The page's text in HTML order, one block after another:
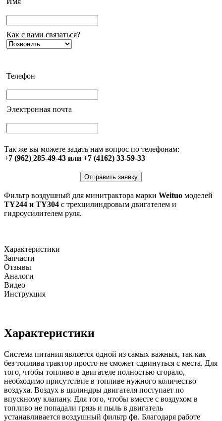
Как с вами связаться?
Телефон
Электронная почта
Так же вы можете задать нам вопрос по телефонам:
+7 (962) 285-49-43 или +7 (4162) 33-59-33
Отправить заявку
Фильтр воздушный для минитрактора марки Weituo моделей
TY244 и TY304 с трехцилиндровым двигателем и
гидроусилителем руля.
Характеристики
Запчасти
Отзывы
Аналоги
Видео
Инструкция
Характеристики
Система питания является одной из самых важных, так как
без топлива трактор просто не сможет сдвинуться с места. Для
того, чтобы топливо в двигателе полностью сгорало,
необходимо присутствие в топливе нужного количество
воздуха. Воздух в цилиндры двигателя поступает по
впускному клапану. Для того, чтобы вместе с воздухом в
топливо не попадали грязь и пыль в двигатель
устанавливается воздушный фильтр фв. Благодаря работе